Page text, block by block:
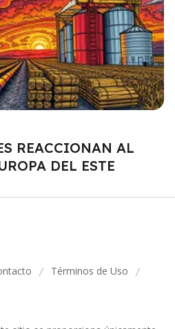
REACCIONAN AL
DEL ESTE
/ Términos de Uso /